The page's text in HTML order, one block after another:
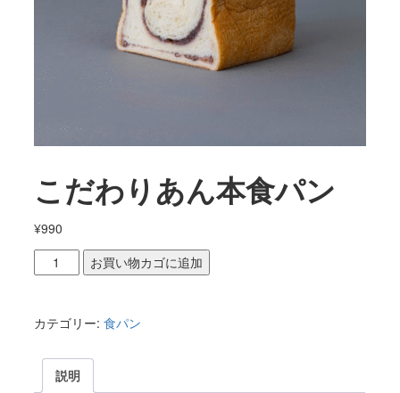
こだわりあん本食パン
¥990
だ
り
ん
お買い物カゴに追加
カテゴリー:食パン
説明